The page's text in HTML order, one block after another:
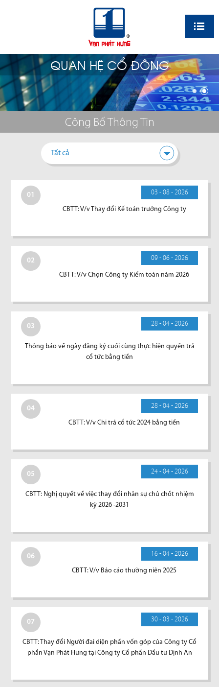
QUAN HỆ CỔ ĐÔNG
Công Bố Thông Tin
Tất cả
01 03 - 08 - 2026
CBTT: V/v Thay đổi Kế toán trưởng Công ty
02 09 - 06 - 2026
CBTT: V/v Chọn Công ty Kiểm toán năm 2026
03 28 - 04 - 2026
Thông báo về ngày đăng ký cuối cùng thực hiện quyền trả
cổ tức bằng tiền
04 28 - 04 - 2026
CBTT: V/v Chi trả cổ tức 2024 bằng tiền
05 24 - 04 - 2026
CBTT: Nghị quyết về việc thay đổi nhân sự chủ chốt nhiệm
kỳ 2026 -2031
06 16 - 04 - 2026
CBTT: V/v Báo cáo thường niên 2025
07 30 - 03 - 2026
CBTT: Thay đổi Người đai diện phần vốn góp của Công ty Cổ
phần Vạn Phát Hưng tại Công ty Cổ phần Đầu tư Định An